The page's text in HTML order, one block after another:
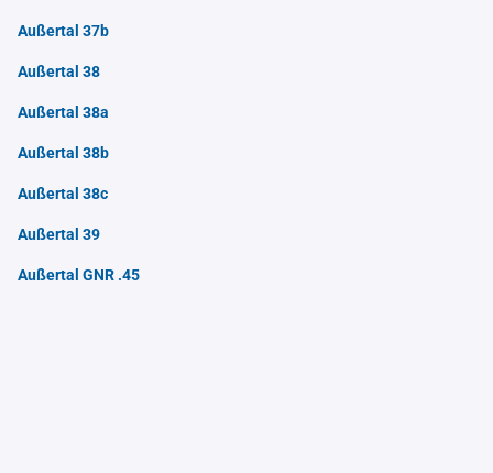
Außertal 37b
Außertal 38
Außertal 38a
Außertal 38b
Außertal 38c
Außertal 39
Außertal GNR .45